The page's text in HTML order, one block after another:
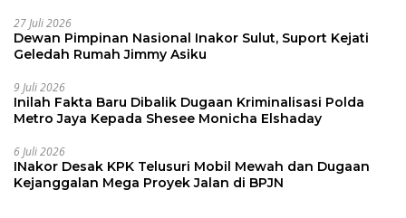
27 Juli 2026
Dewan Pimpinan Nasional Inakor Sulut, Suport Kejati
Geledah Rumah Jimmy Asiku
9 Juli 2026
Inilah Fakta Baru Dibalik Dugaan Kriminalisasi Polda
Metro Jaya Kepada Shesee Monicha Elshaday
6 Juli 2026
INakor Desak KPK Telusuri Mobil Mewah dan Dugaan
Kejanggalan Mega Proyek Jalan di BPJN